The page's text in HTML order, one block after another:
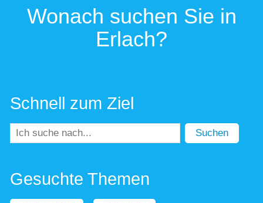
Wonach suchen Sie in
Erlach?
Schnell zum Ziel
Suchen
Gesuchte Themen